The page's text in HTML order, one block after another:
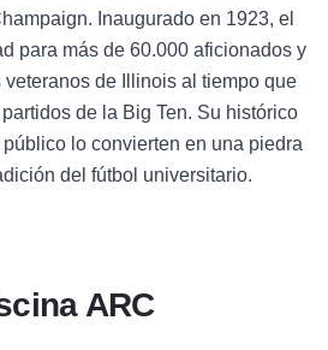
Inaugurado en 1923, el
para más de 60.000 aficionados y
de Illinois al tiempo que
de la Big Ten. Su histórico
lo convierten en una piedra
del fútbol universitario.
ARC